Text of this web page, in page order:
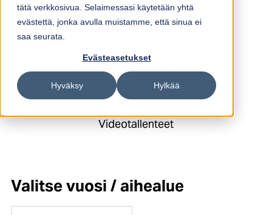
tätä verkkosivua. Selaimessasi käytetään yhtä
evästettä, jonka avulla muistamme, että sinua ei
saa seurata.
Evästeasetukset
Hyväksy Hylkää
Johtohenkilöiden liiketoimet
Blogi Tapahtumakalenteri
Videotallenteet
Valitse vuosi / aihealue